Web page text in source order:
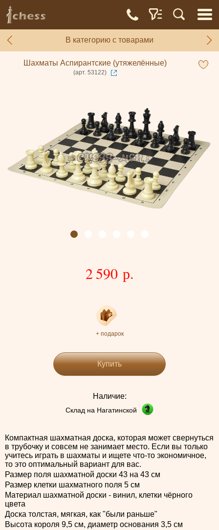
В категорию с товарами
Шахматы Аспирантские (утяжелённые)
(арт. 53122)
2 590 р.
+ подарок
Купить
Наличие:
Склад на Нагатинской
Компактная шахматная доска, которая может свернуться
в трубочку и совсем не занимает место. Если вы только
учитесь играть в шахматы и ищете что-то экономичное,
то это оптимальный вариант для вас.
Размер поля шахматной доски 43 на 43 см
Размер клетки шахматного поля 5 см
Материал шахматной доски - винил, клетки чёрного
цвета
Доска толстая, мягкая, как "были раньше"
Высота короля 9,5 см, диаметр основания 3,5 см